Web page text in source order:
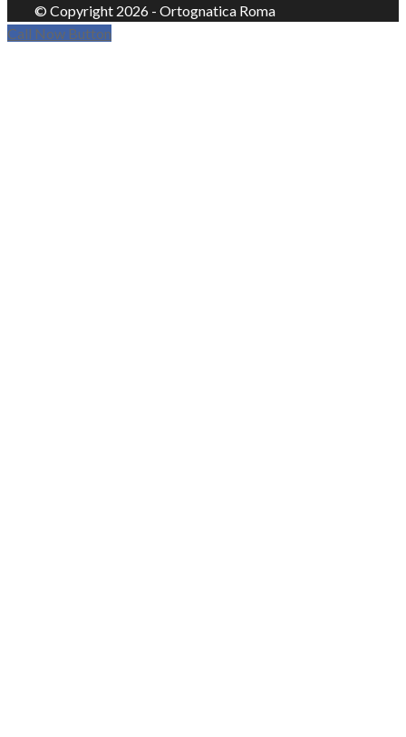
© Copyright 2026 - Ortognatica Roma
Call Now Button